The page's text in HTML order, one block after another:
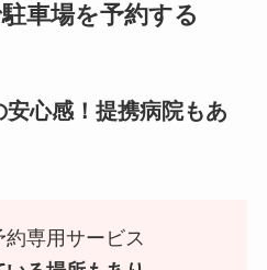
車場を予約する
心感！提携病院もあ
専用サービス